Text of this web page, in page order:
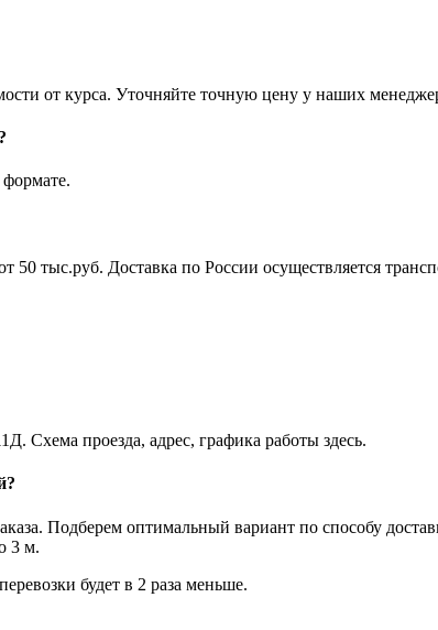
от курса. Уточняйте точную цену у наших
50 тыс.руб. Доставка по России осуществляется
Схема проезда, адрес, графика работы здесь.
Подберем оптимальный вариант по способу
3 м.
будет в 2 раза меньше.